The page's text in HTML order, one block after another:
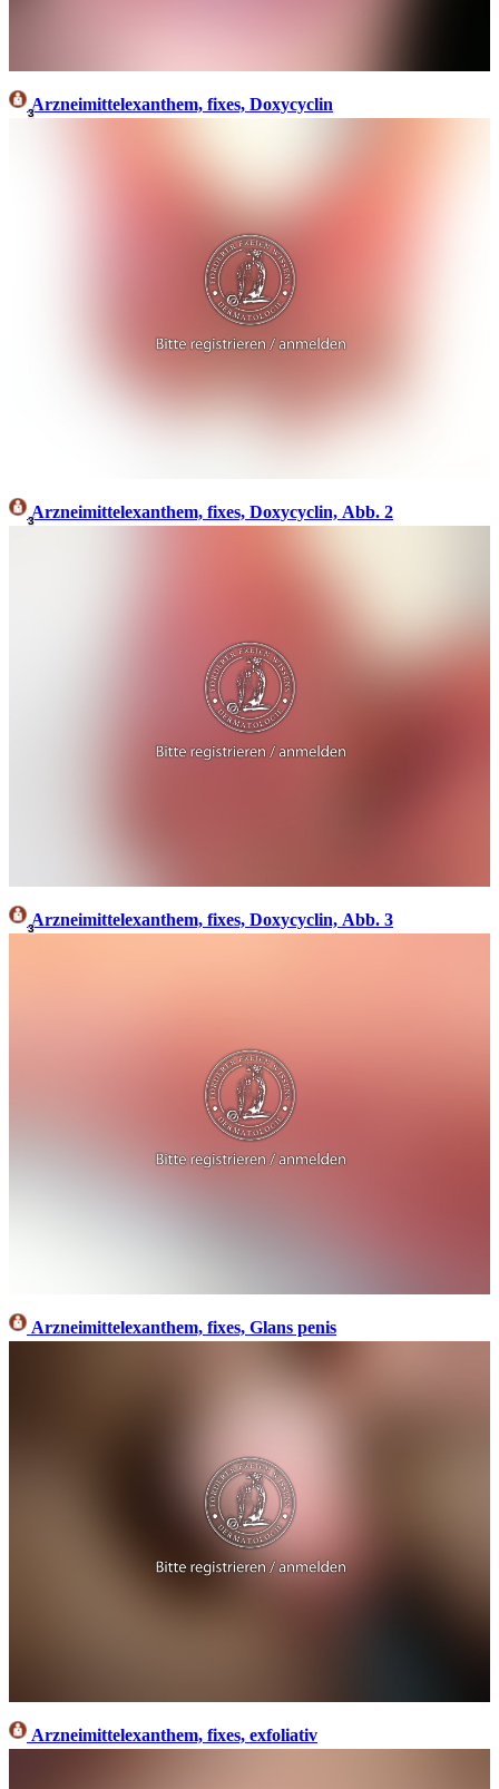
3Arzneimittelexanthem, fixes, Doxycyclin
3Arzneimittelexanthem, fixes, Doxycyclin, Abb. 2
3Arzneimittelexanthem, fixes, Doxycyclin, Abb. 3
Arzneimittelexanthem, fixes, Glans penis
Arzneimittelexanthem, fixes, exfoliativ